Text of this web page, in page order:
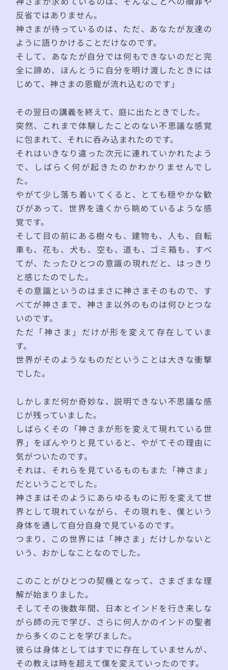
反省ではありません。
神さまが待っているのは、ただ、あなたが友達の
ように語りかけることだけなのです。
そして、あなたが自分では何もできないのだと完
全に諦め、ほんとうに自分を明け渡したときには
じめて、神さまの恩寵が流れ込むのです」
その翌日の講義を終えて、庭に出たときでした。
突然、これまで体験したことのない不思議な感覚
に包まれて、それに呑み込まれたのです。
それはいきなり違った次元に連れていかれたよう
で、しばらく何が起きたのかわかりませんでし
た。
やがて少し落ち着いてくると、とても穏やかな歓
びがあって、世界を遠くから眺めているような感
覚です。
そして目の前にある樹々も、建物も、人も、自転
車も、花も、犬も、空も、道も、ゴミ箱も、すべ
てが、たったひとつの意識の現れだと、はっきり
と感じたのでした。
その意識というのはまさに神さまそのもので、す
べてが神さまで、神さま以外のものは何ひとつな
いのです。
ただ「神さま」だけが形を変えて存在していま
す。
世界がそのようなものだということは大きな衝撃
でした。
しかしまだ何か奇妙な、説明できない不思議な感
じが残っていました。
しばらくその「神さまが形を変えて現れている世
界」をぼんやりと見ていると、やがてその理由に
気がついたのです。
それは、それらを見ているものもまた「神さま」
だということでした。
神さまはそのようにあらゆるものに形を変えて世
界として現れていながら、その現れを、僕という
身体を通して自分自身で見ているのです。
つまり、この世界には「神さま」だけしかないと
いう、おかしなことなのでした。
このことがひとつの契機となって、さまざまな理
解が始まりました。
そしてその後数年間、日本とインドを行き来しな
がら師の元で学び、さらに何人かのインドの聖者
から多くのことを学びました。
彼らは身体としてはすでに存在していませんが、
その教えは時を超えて僕を変えていったのです。